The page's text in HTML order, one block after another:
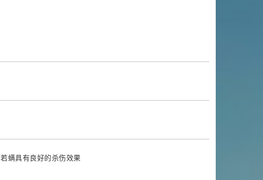
螨具有良好的杀伤效果